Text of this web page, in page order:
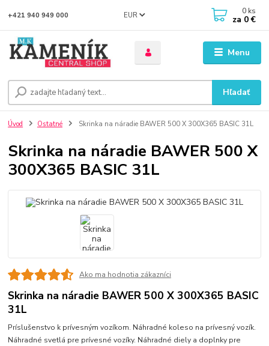
Menu
EUR
Hľadať
+421 940 949 000 0 ks
za 0 €
Úvod Ostatné Skrinka na náradie BAWER 500 X 300X365 BASIC 31L
Skrinka na náradie BAWER 500 X
300X365 BASIC 31L
Ako ma hodnotia zákazníci
Skrinka na náradie BAWER 500 X 300X365 BASIC
31L
Príslušenstvo k prívesným vozíkom. Náhradné koleso na prívesný vozík.
Náhradné svetlá pre prívesné vozíky. Náhradné diely a doplnky pre